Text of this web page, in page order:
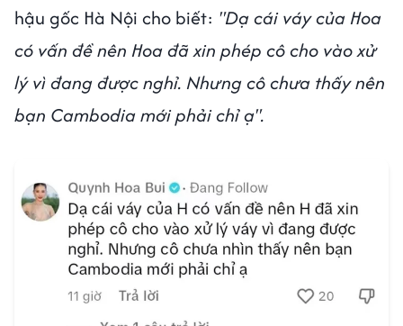
hậu gốc Hà Nội cho biết: "Dạ cái váy của Hoa
có vấn đề nên Hoa đã xin phép cô cho vào xử
lý vì đang được nghỉ. Nhưng cô chưa thấy nên
bạn Cambodia mới phải chỉ ạ".